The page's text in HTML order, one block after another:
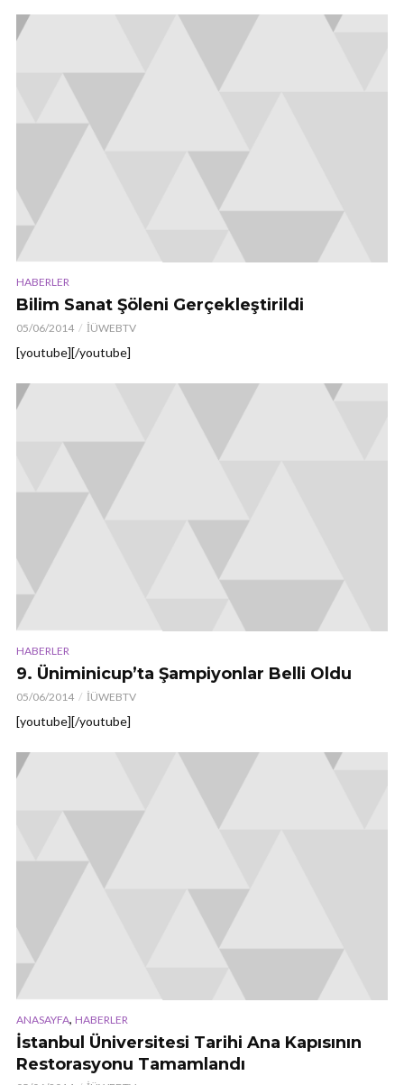
HABERLER
Bilim Sanat Şöleni Gerçekleştirildi
05/06/2014 İÜWEBTV
[youtube][/youtube]
HABERLER
9. Üniminicup’ta Şampiyonlar Belli Oldu
05/06/2014 İÜWEBTV
[youtube][/youtube]
ANASAYFA, HABERLER
İstanbul Üniversitesi Tarihi Ana Kapısının
Restorasyonu Tamamlandı